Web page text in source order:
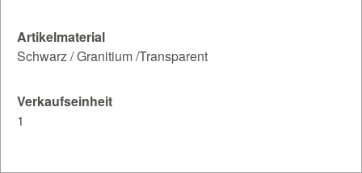
Artikelmaterial
Schwarz / Granitium /Transparent
Verkaufseinheit
1